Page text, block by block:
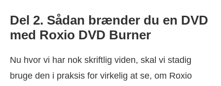
Del 2. Sådan brænder du en DVD
med Roxio DVD Burner
Nu hvor vi har nok skriftlig viden, skal vi stadig
bruge den i praksis for virkelig at se, om Roxio